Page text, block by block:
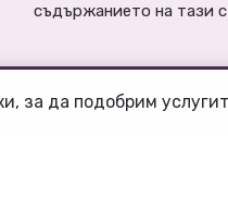
съдържанието на тази
за да подобрим